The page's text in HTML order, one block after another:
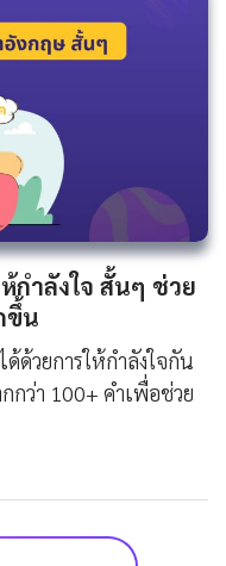
กําลังใจ สั้นๆ ช่วย
ขึ้น
ด้วยการให้กำลังใจกัน
กว่า 100+ คำเพื่อช่วย